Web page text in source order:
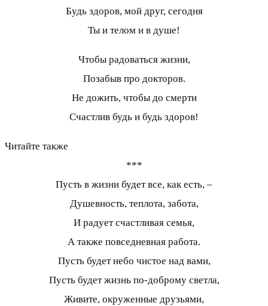
Будь здоров, мой друг, сегодня
Ты и телом и в душе!
Чтобы радоваться жизни,
Позабыв про докторов.
Не дожить, чтобы до смерти
Счастлив будь и будь здоров!
Читайте также
***
Пусть в жизни будет все, как есть, –
Душевность, теплота, забота,
И радует счастливая семья,
А также повседневная работа.
Пусть будет небо чистое над вами,
Пусть будет жизнь по-доброму светла,
Живите, окруженные друзьями,